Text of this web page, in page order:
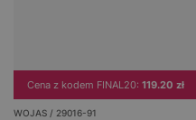
Cena z kodem FINAL20: 119.20 zł
WOJAS / 29016-91